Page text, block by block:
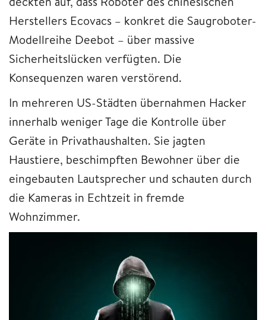
Herstellers Ecovacs – konkret die Saugroboter-
Modellreihe Deebot – über massive
Sicherheitslücken verfügten. Die
Konsequenzen waren verstörend.
In mehreren US-Städten übernahmen Hacker
innerhalb weniger Tage die Kontrolle über
Geräte in Privathaushalten. Sie jagten
Haustiere, beschimpften Bewohner über die
eingebauten Lautsprecher und schauten durch
die Kameras in Echtzeit in fremde
Wohnzimmer.